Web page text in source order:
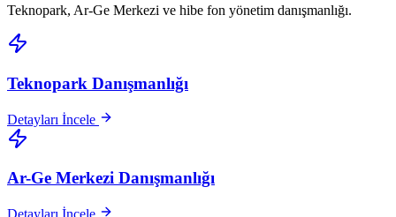
Teknopark, Ar-Ge Merkezi ve hibe fon yönetim danışmanlığı.
Teknopark Danışmanlığı
Detayları İncele
Ar-Ge Merkezi Danışmanlığı